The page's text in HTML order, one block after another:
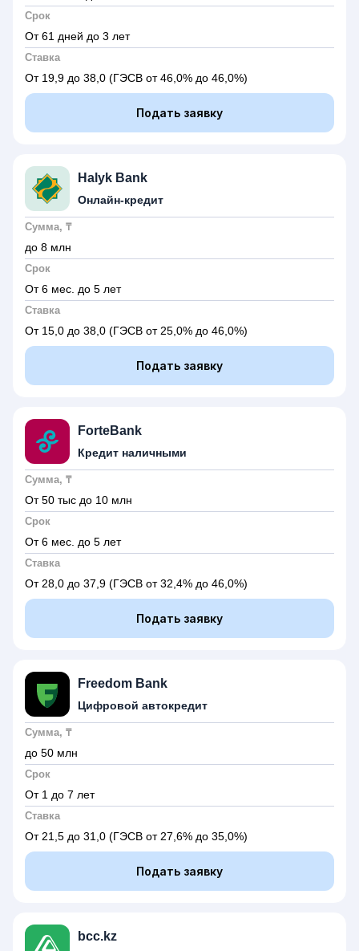
Срок
От 61 дней до 3 лет
Ставка
От 19,9 до 38,0 (ГЭСВ от 46,0% до 46,0%)
Подать заявку
Halyk Bank
Онлайн-кредит
Сумма, ₸
до 8 млн
Срок
От 6 мес. до 5 лет
Ставка
От 15,0 до 38,0 (ГЭСВ от 25,0% до 46,0%)
Подать заявку
ForteBank
Кредит наличными
Сумма, ₸
От 50 тыс до 10 млн
Срок
От 6 мес. до 5 лет
Ставка
От 28,0 до 37,9 (ГЭСВ от 32,4% до 46,0%)
Подать заявку
Freedom Bank
Цифровой автокредит
Сумма, ₸
до 50 млн
Срок
От 1 до 7 лет
Ставка
От 21,5 до 31,0 (ГЭСВ от 27,6% до 35,0%)
Подать заявку
bcc.kz